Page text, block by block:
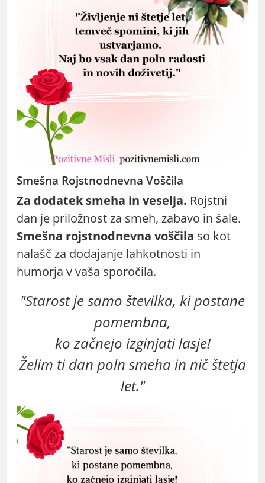
Smešna Rojstnodnevna Voščila
Za dodatek smeha in veselja. Rojstni
dan je priložnost za smeh, zabavo in šale.
Smešna rojstnodnevna voščila so kot
nalašč za dodajanje lahkotnosti in
humorja v vaša sporočila.
"Starost je samo številka, ki postane
pomembna,
ko začnejo izginjati lasje!
Želim ti dan poln smeha in nič štetja
let."